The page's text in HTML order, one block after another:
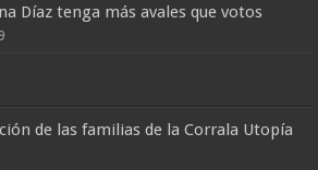
Díaz tenga más avales que votos
de las familias de la Corrala Utopía